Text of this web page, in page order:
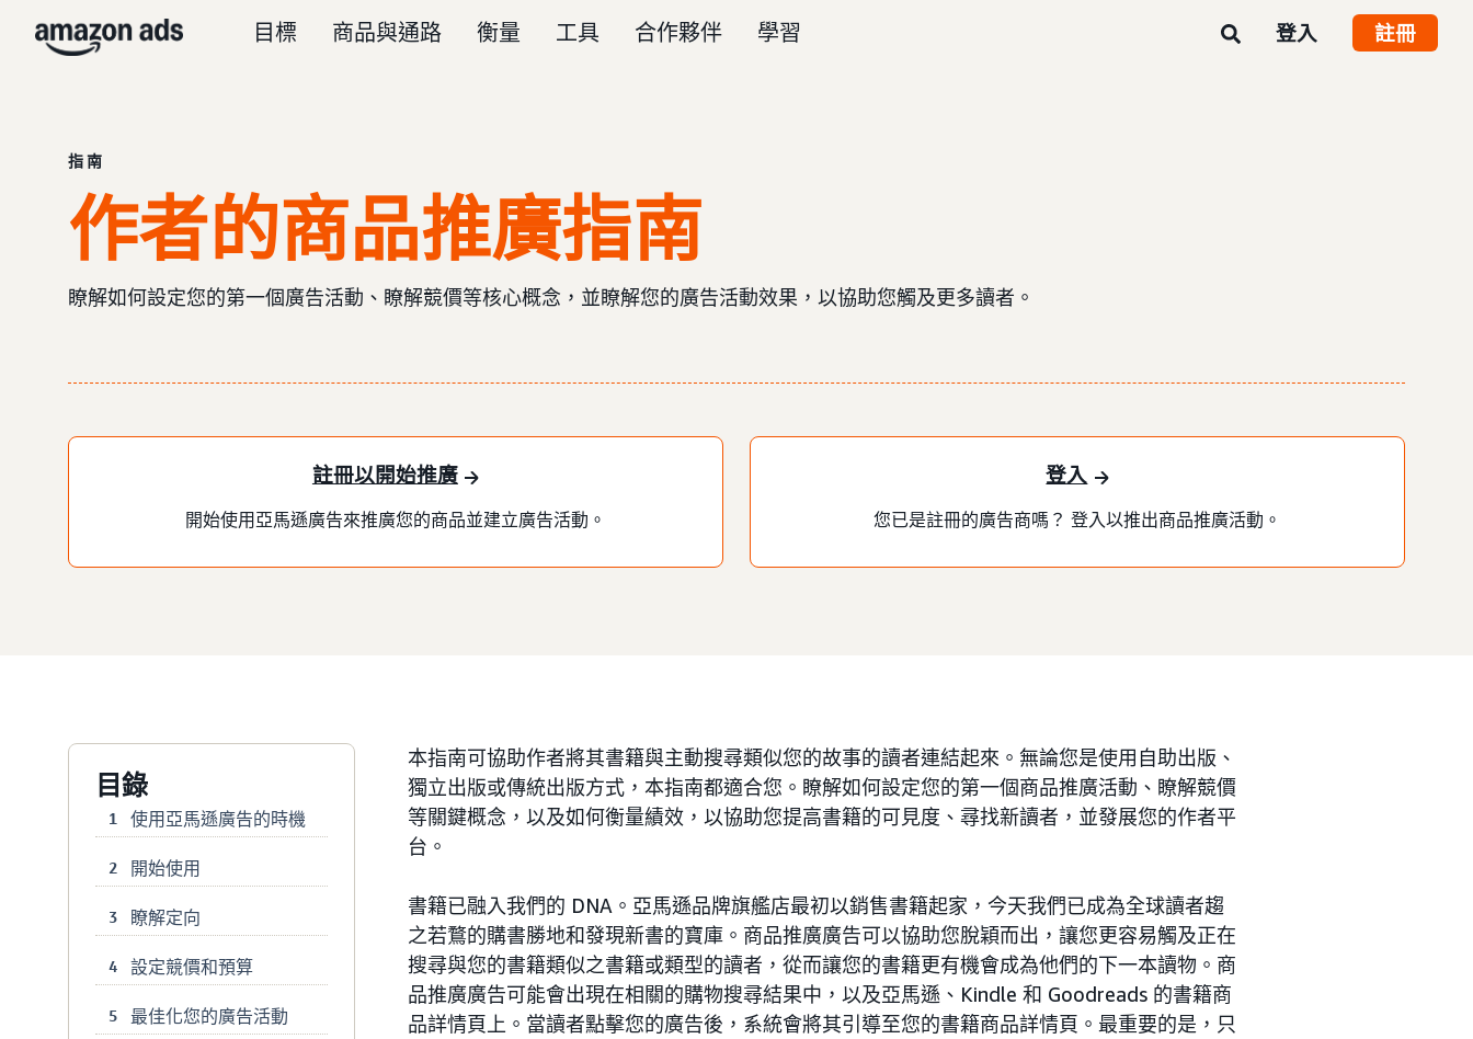
目標 商品與通路 衡量 工具 合作夥伴 學習 登入 註冊
指南
作者的商品推廣指南
瞭解如何設定您的第一個廣告活動、瞭解競價等核心概念，並瞭解您的廣告活動效果，以協助您觸及更多讀者。
註冊以開始推廣
開始使用亞馬遜廣告來推廣您的商品並建立廣告活動。
登入
您已是註冊的廣告商嗎？ 登入以推出商品推廣活動。
目錄
1 使用亞馬遜廣告的時機
2 開始使用
3 瞭解定向
4 設定競價和預算
5 最佳化您的廣告活動
本指南可協助作者將其書籍與主動搜尋類似您的故事的讀者連結起來。無論您是使用自助出版、
獨立出版或傳統出版方式，本指南都適合您。瞭解如何設定您的第一個商品推廣活動、瞭解競價
等關鍵概念，以及如何衡量績效，以協助您提高書籍的可見度、尋找新讀者，並發展您的作者平
台。
書籍已融入我們的 DNA。亞馬遜品牌旗艦店最初以銷售書籍起家，今天我們已成為全球讀者趨
之若鶩的購書勝地和發現新書的寶庫。商品推廣廣告可以協助您脫穎而出，讓您更容易觸及正在
搜尋與您的書籍類似之書籍或類型的讀者，從而讓您的書籍更有機會成為他們的下一本讀物。商
品推廣廣告可能會出現在相關的購物搜尋結果中，以及亞馬遜、Kindle 和 Goodreads 的書籍商
品詳情頁上。當讀者點擊您的廣告後，系統會將其引導至您的書籍商品詳情頁。最重要的是，只